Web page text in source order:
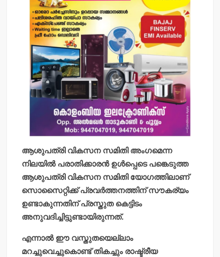
ആശുപത്രി വികസന സമിതി അംഗമെന്ന
നിലയില്‍ പരാതിക്കാരന്‍ ഉള്‍പ്പെടെ പങ്കെടുത്ത
ആശുപത്രി വികസന സമിതി യോഗത്തിലാണ്
സൊസൈറ്റിക്ക് പ്രവര്‍ത്തനത്തിന് സൗകര്യം
ഉണ്ടാകുന്നതിന് പ്രസ്തുത കെട്ടിടം
അനുവദിച്ചിട്ടുണ്ടായിരുന്നത്.
എന്നാല്‍ ഈ വസ്തുതയെല്ലാം
മറച്ചുവെച്ചുകൊണ്ട് തികച്ചും രാഷ്ട്രീയ